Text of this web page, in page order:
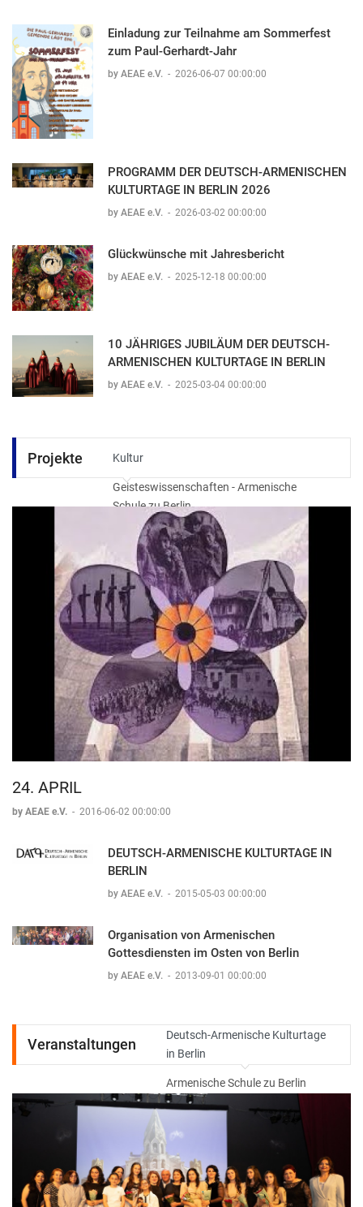
Einladung zur Teilnahme am Sommerfest
zum Paul-Gerhardt-Jahr
by AEAE e.V. - 2026-06-07 00:00:00
PROGRAMM DER DEUTSCH-ARMENISCHEN
KULTURTAGE IN BERLIN 2026
by AEAE e.V. - 2026-03-02 00:00:00
Glückwünsche mit Jahresbericht
by AEAE e.V. - 2025-12-18 00:00:00
10 JÄHRIGES JUBILÄUM DER DEUTSCH-
ARMENISCHEN KULTURTAGE IN BERLIN
by AEAE e.V. - 2025-03-04 00:00:00
Projekte Kultur
Geisteswissenschaften - Armenische
Schule zu Berlin
24. APRIL
by AEAE e.V. - 2016-06-02 00:00:00
DEUTSCH-ARMENISCHE KULTURTAGE IN
BERLIN
by AEAE e.V. - 2015-05-03 00:00:00
Organisation von Armenischen
Gottesdiensten im Osten von Berlin
by AEAE e.V. - 2013-09-01 00:00:00
Veranstaltungen
Deutsch-Armenische Kulturtage
in Berlin
Armenische Schule zu Berlin